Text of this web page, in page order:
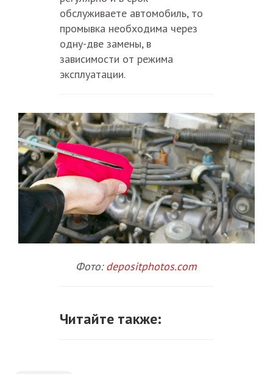
обслуживаете автомобиль, то
промывка необходима через
одну-две замены, в
зависимости от режима
эксплуатации.
Фото:depositphotos.com
Читайте также: